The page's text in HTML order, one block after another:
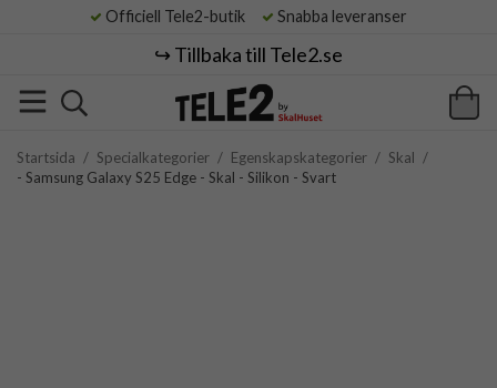
Officiell Tele2-butik Snabba leveranser
↪️ Tillbaka till Tele2.se
Startsida / Specialkategorier / Egenskapskategorier / Skal /
- Samsung Galaxy S25 Edge - Skal - Silikon - Svart